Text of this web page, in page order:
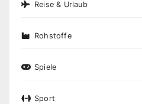
Reise & Urlaub
Rohstoffe
Spiele
Sport